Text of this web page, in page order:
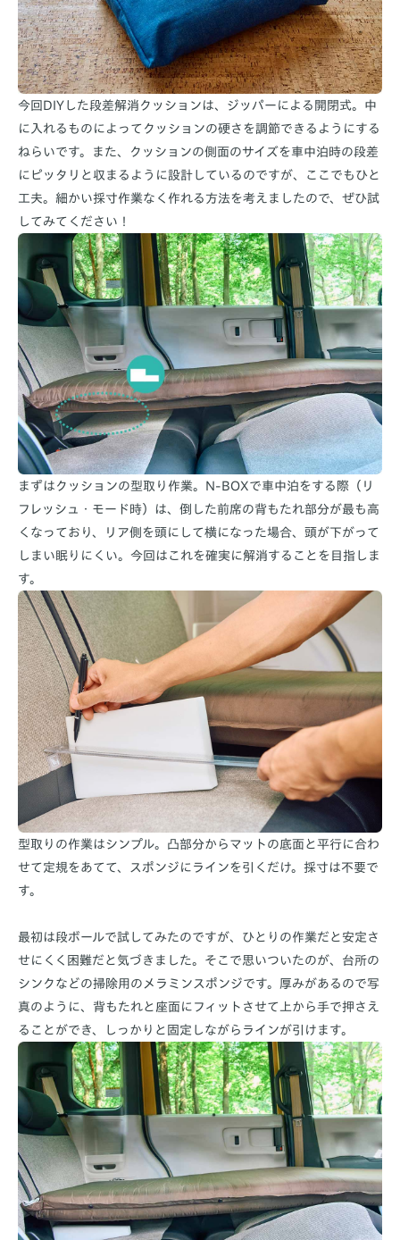
今回DIYした段差解消クッションは、ジッパーによる開閉式。中
に入れるものによってクッションの硬さを調節できるようにする
ねらいです。また、クッションの側面のサイズを車中泊時の段差
にピッタリと収まるように設計しているのですが、ここでもひと
工夫。細かい採寸作業なく作れる方法を考えましたので、ぜひ試
してみてください！
まずはクッションの型取り作業。N-BOXで車中泊をする際（リ
フレッシュ・モード時）は、倒した前席の背もたれ部分が最も高
くなっており、リア側を頭にして横になった場合、頭が下がって
しまい眠りにくい。今回はこれを確実に解消することを目指しま
す。
型取りの作業はシンプル。凸部分からマットの底面と平行に合わ
せて定規をあてて、スポンジにラインを引くだけ。採寸は不要で
す。
最初は段ボールで試してみたのですが、ひとりの作業だと安定さ
せにくく困難だと気づきました。そこで思いついたのが、台所の
シンクなどの掃除用のメラミンスポンジです。厚みがあるので写
真のように、背もたれと座面にフィットさせて上から手で押さえ
ることができ、しっかりと固定しながらラインが引けます。